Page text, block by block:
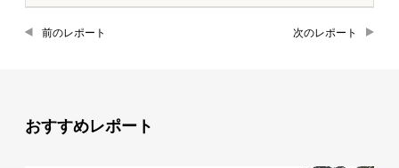
前のレポート 次のレポート
おすすめレポート